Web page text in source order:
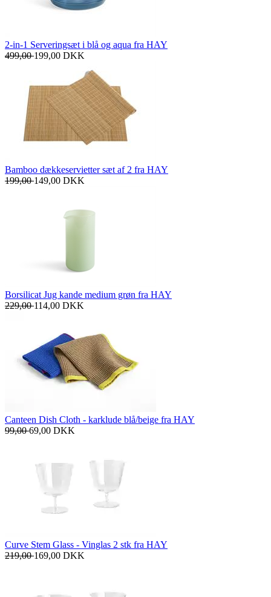
2-in-1 Serveringsæt i blå og aqua fra HAY
499,00199,00 DKK
Bamboo dækkeservietter sæt af 2 fra HAY
199,00149,00 DKK
Borsilicat Jug kande medium grøn fra HAY
229,00114,00 DKK
Canteen Dish Cloth - karklude blå/beige fra HAY
99,0069,00 DKK
Curve Stem Glass - Vinglas 2 stk fra HAY
219,00169,00 DKK